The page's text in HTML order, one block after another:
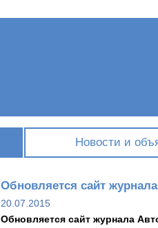
Новости и
Обновляется сайт
20.07.2015
Обновляется сайт журнала